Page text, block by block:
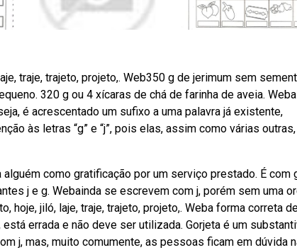
traje, trajeto, projeto,. Web350 g de jerimum sem
320 g ou 4 xícaras de chá de farinha de aveia. Weba
é acrescentado um sufixo a uma palavra já existente,
às letras “g” e “j”, pois elas, assim como várias outras,
como gratificação por um serviço prestado. É com
j e g. Webainda se escrevem com j, porém sem uma
hoje, jiló, laje, traje, trajeto, projeto,. Weba forma correta
errada e não deve ser utilizada. Gorjeta é um
j, mas, muito comumente, as pessoas ficam em dúvida